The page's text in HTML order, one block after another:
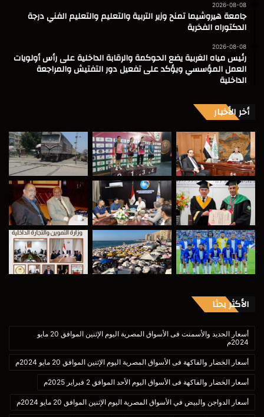
2026-08-08
جامعة هيروشيما تمنح وزير التربية والتعليم والتعليم الفني درجة
الدكتوراه الفخرية
2026-08-08
رئيس مياه الغربية يضع الحوكمة والرقابة الداخلية على رأس أولويات
العمل المؤسسي ويؤكد على تفعيل دور التفتيش والمراجعة
الداخلية
أخر الأخبار
الأكثر بحثا
أسعار الحديد والأسمنت فى الأسواق المصرية اليوم الإثنين الموافق 20 مايو
2024م
أسعار الخضار والفاكهة فى الأسواق المصرية اليوم الإثنين الموافق 20 مايو 2024م
أسعار الخضار والفاكهة فى الأسواق اليوم الأحد الموافق 2 فبراير 2025م
أسعار الدواجن والبيض في الأسواق المصرية اليوم الإثنين الموافق 20 مايو 2024م